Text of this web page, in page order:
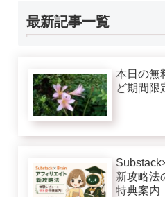
最新記事一覧
本日の無
ど期間限
新攻略法
特典案内